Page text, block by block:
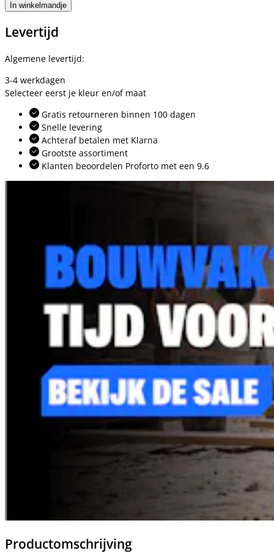
In winkelmandje
Levertijd
Algemene levertijd:
3-4 werkdagen
Selecteer eerst je kleur en/of maat
Gratis retourneren binnen 100 dagen
Snelle levering
Achteraf betalen met Klarna
Grootste assortiment
Klanten beoordelen Proforto met een 9.6
Productomschrijving